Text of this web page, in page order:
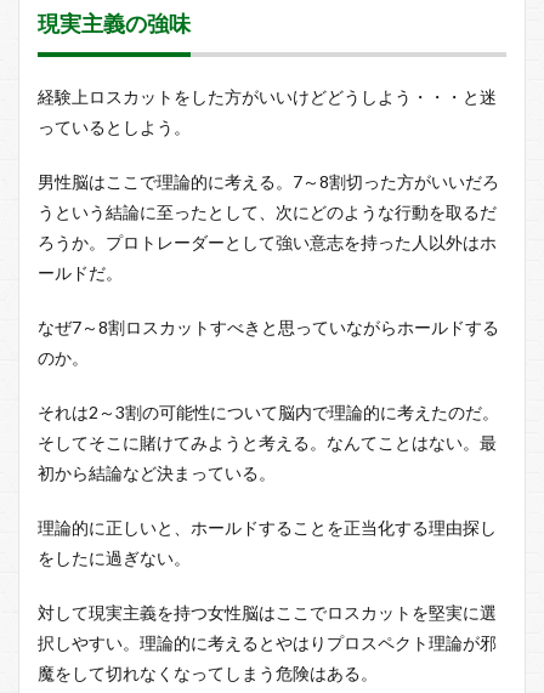
現実主義の強味
経験上ロスカットをした方がいいけどどうしよう・・・と迷
っているとしよう。
男性脳はここで理論的に考える。7～8割切った方がいいだろ
うという結論に至ったとして、次にどのような行動を取るだ
ろうか。プロトレーダーとして強い意志を持った人以外はホ
ールドだ。
なぜ7～8割ロスカットすべきと思っていながらホールドする
のか。
それは2～3割の可能性について脳内で理論的に考えたのだ。
そしてそこに賭けてみようと考える。なんてことはない。最
初から結論など決まっている。
理論的に正しいと、ホールドすることを正当化する理由探し
をしたに過ぎない。
対して現実主義を持つ女性脳はここでロスカットを堅実に選
択しやすい。理論的に考えるとやはりプロスペクト理論が邪
魔をして切れなくなってしまう危険はある。